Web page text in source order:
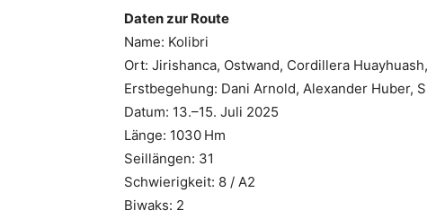
Daten zur Route
Name: Kolibri
Ort: Jirishanca, Ostwand, Cordillera
Erstbegehung: Dani Arnold, Alexander Huber,
Datum: 13.–15. Juli 2025
Länge: 1030 Hm
Seillängen: 31
Schwierigkeit: 8 / A2
Biwaks: 2